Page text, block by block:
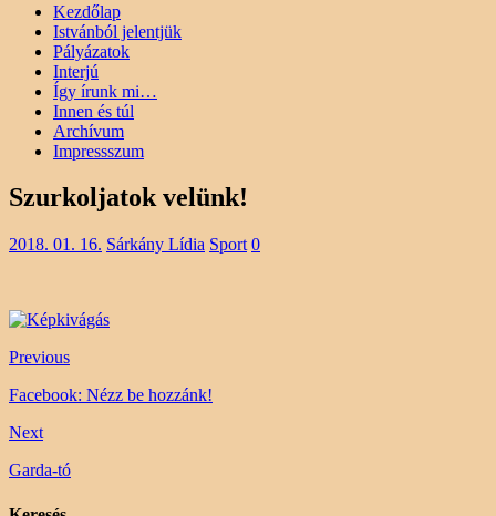
Kezdőlap
Istvánból jelentjük
Pályázatok
Interjú
Így írunk mi…
Innen és túl
Archívum
Impressszum
Szurkoljatok velünk!
2018. 01. 16. Sárkány Lídia Sport 0
Previous
Facebook: Nézz be hozzánk!
Next
Garda-tó